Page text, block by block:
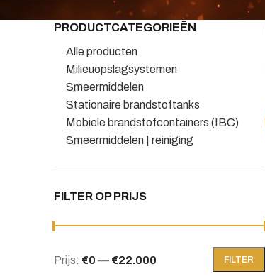
PRODUCTCATEGORIEËN
Alle producten
Milieuopslagsystemen
Smeermiddelen
Stationaire brandstoftanks
Mobiele brandstofcontainers (IBC)
Smeermiddelen | reiniging
FILTER OP PRIJS
Min.
Max.
FILTER
Prijs: €0 — €22.000